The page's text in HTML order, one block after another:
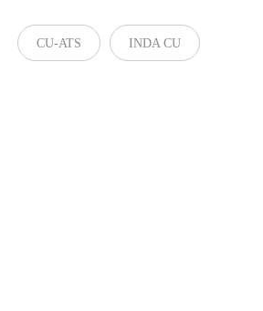
CU-ATS INDA CU